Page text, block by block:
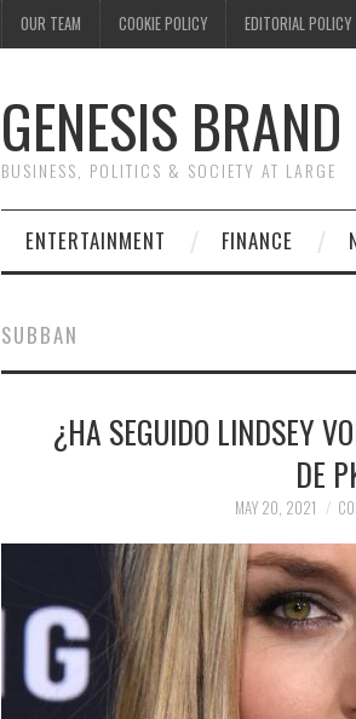
OUR TEAM COOKIE POLICY EDITORIAL POLICY
GENESIS BRAND
BUSINESS, POLITICS & SOCIETY AT LARGE
ENTERTAINMENT FINANCE
SUBBAN
¿HA SEGUIDO LINDSEY
DE
MAY 20, 2021